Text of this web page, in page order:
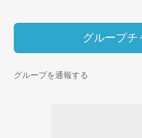
グループチ
グループを通報する